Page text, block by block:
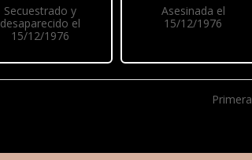
Secuestrado y
desaparecido el
15/12/1976
Asesinada el
15/12/1976
Primera